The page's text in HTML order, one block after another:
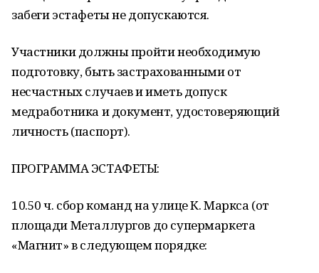
забеги эстафеты не допускаются.
Участники должны пройти необходимую
подготовку, быть застрахованными от
несчастных случаев и иметь допуск
медработника и документ, удостоверяющий
личность (паспорт).
ПРОГРАММА ЭСТАФЕТЫ:
10.50 ч. сбор команд на улице К. Маркса (от
площади Металлургов до супермаркета
«Магнит» в следующем порядке: